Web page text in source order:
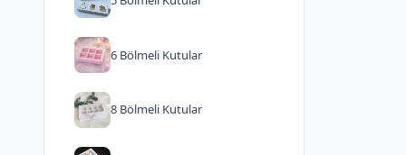
6 Bölmeli Kutular
8 Bölmeli Kutular